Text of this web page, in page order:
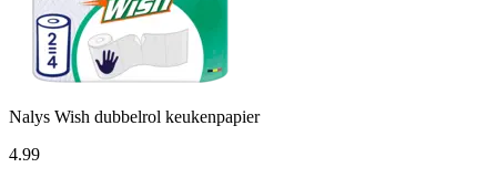
Nalys Wish dubbelrol keukenpapier
4.99